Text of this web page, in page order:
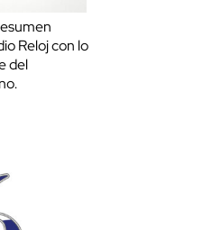
Reloj con lo
del